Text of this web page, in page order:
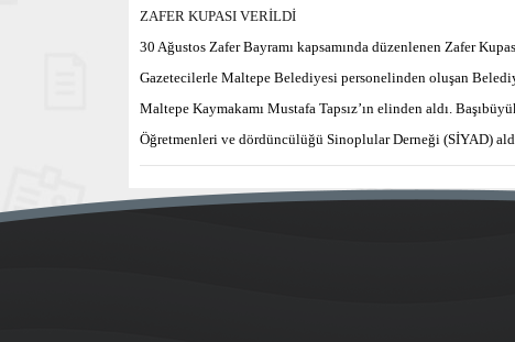
ZAFER KUPASI VERİLDİ
30 Ağustos Zafer Bayramı kapsamında düzenlenen Zafer
Gazetecilerle Maltepe Belediyesi personelinden oluşan
Maltepe Kaymakamı Mustafa Tapsız’ın elinden aldı.
Öğretmenleri ve dördüncülüğü Sinoplular Derneği (SİYAD)